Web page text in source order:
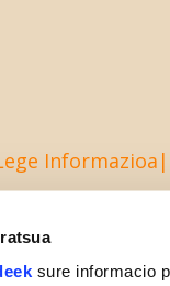
sure informacio
Informazioa